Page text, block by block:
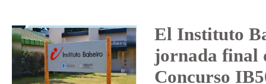
El Instituto
jornada final
Concurso